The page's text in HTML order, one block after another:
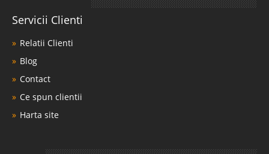
Servicii Clienti
Relatii Clienti
Blog
Contact
Ce spun clientii
Harta site